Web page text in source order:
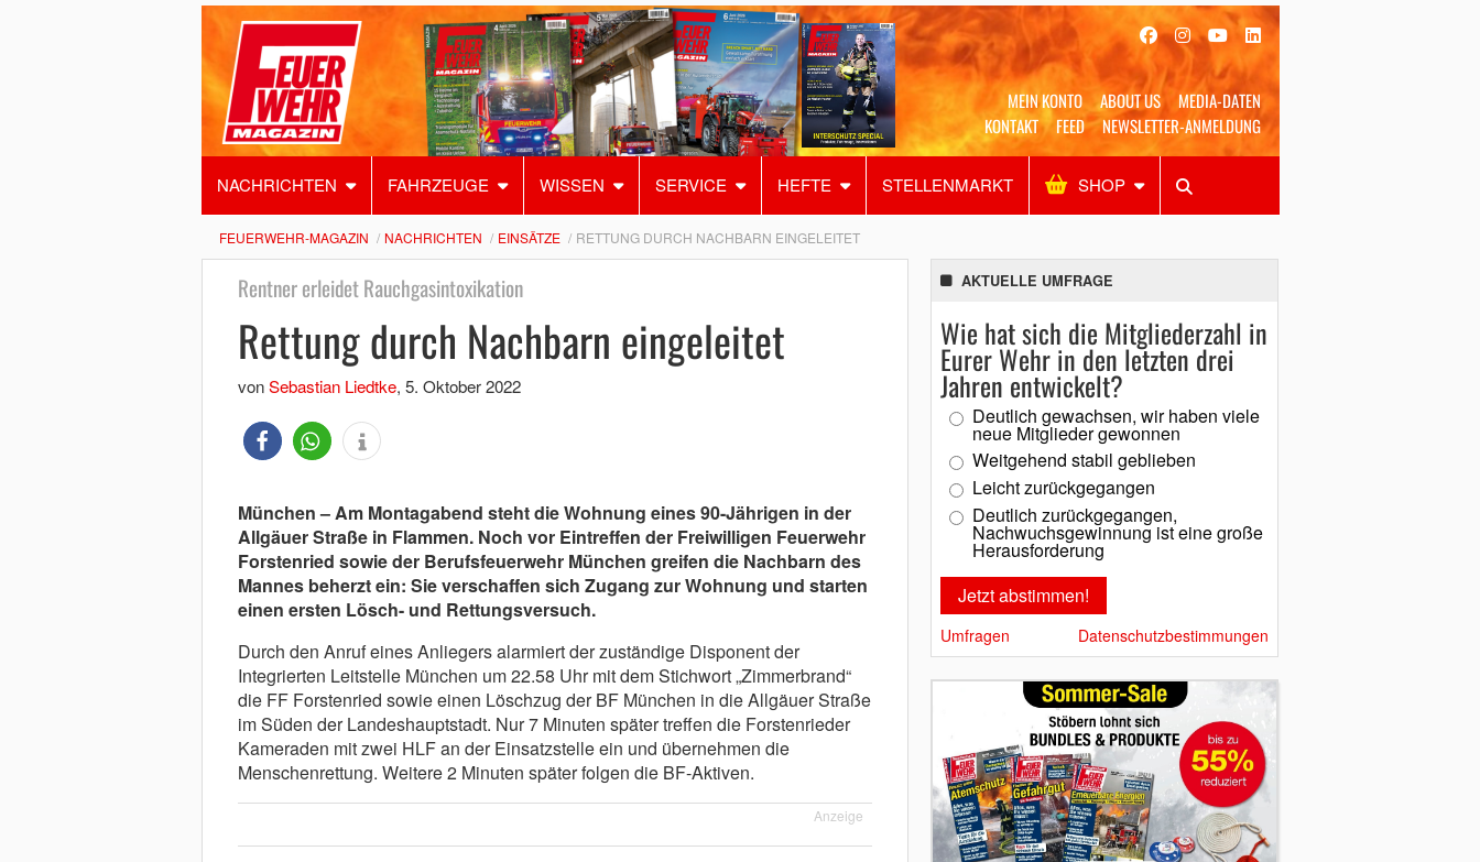
MEIN KONTO ABOUT US
MEDIA-DATEN
KONTAKT
FEED NEWSLETTER-ANMELDUNG
NACHRICHTEN FAHRZEUGE WISSEN SERVICE HEFTE STELLENMARKT SHOP
Alles Shop SUCHEN
FEUERWEHR-MAGAZIN NACHRICHTEN EINSÄTZE RETTUNG DURCH NACHBARN EINGELEITET
Rentner erleidet Rauchgasintoxikation
Rettung durch Nachbarn eingeleitet
vonSebastian Liedtke, 5. Oktober 2022
München –Am Montagabend steht die Wohnung eines 90-Jährigen in der
Allgäuer Straße in Flammen. Noch vor Eintreffen der Freiwilligen Feuerwehr
Forstenried sowie der Berufsfeuerwehr München greifen die Nachbarn des
Mannes beherzt ein: Sie verschaffen sich Zugang zur Wohnung und starten
einen ersten Lösch- und Rettungsversuch.
Durch den Anruf eines Anliegers alarmiert der zuständige Disponent der
Integrierten Leitstelle München um 22.58 Uhr mit dem Stichwort „Zimmerbrand“
die FF Forstenried sowie einen Löschzug der BF München in die Allgäuer Straße
im Süden der Landeshauptstadt. Nur 7 Minuten später treffen die Forstenrieder
Kameraden mit zwei HLF an der Einsatzstelle ein und übernehmen die
Menschenrettung. Weitere 2 Minuten später folgen die BF-Aktiven.
Anzeige
AKTUELLE UMFRAGE
Wie hat sich die Mitgliederzahl in
Eurer Wehr in den letzten drei
Jahren entwickelt?
Deutlich gewachsen, wir haben viele
neue Mitglieder gewonnen
Weitgehend stabil geblieben
Leicht zurückgegangen
Deutlich zurückgegangen,
Nachwuchsgewinnung ist eine große
Herausforderung
Umfragen Datenschutzbestimmungen